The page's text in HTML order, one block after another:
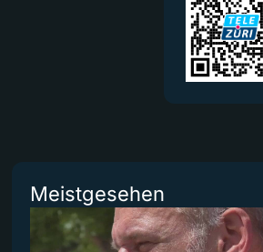
Meistgesehen